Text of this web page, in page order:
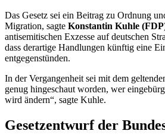
Das Gesetz sei ein Beitrag zu Ordnung
Migration, sagte Konstantin Kuhle
antisemitischen Exzesse auf deutschen
dass derartige Handlungen künftig eine
entgegenstünden.
In der Vergangenheit sei mit dem
genug hingeschaut worden, wer
wird ändern“, sagte Kuhle.
Gesetzentwurf der